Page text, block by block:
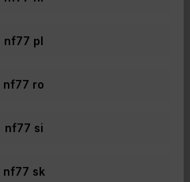
nf77 pl
nf77 ro
nf77 si
nf77 sk